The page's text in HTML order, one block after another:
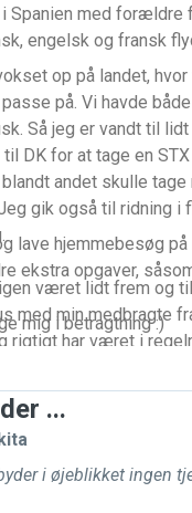
Spanien med forældre
engelsk og fransk
op på landet,
på. Vi havde
Så jeg er vandt til
DK for at tage en
skulle tage mig af deres heste, og til
gik også til ridning i
været lidt frem og
med min medbragte
rigtigt har været i
savner det SÅ meget!
gerne melde mig til at
katte, men jeg er
lave hjemmebesøg
ekstra opgaver,
mig i betragtning :)
...
i øjeblikket ingen